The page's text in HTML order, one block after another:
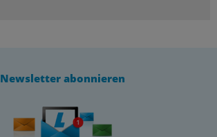
Newsletter abonnieren